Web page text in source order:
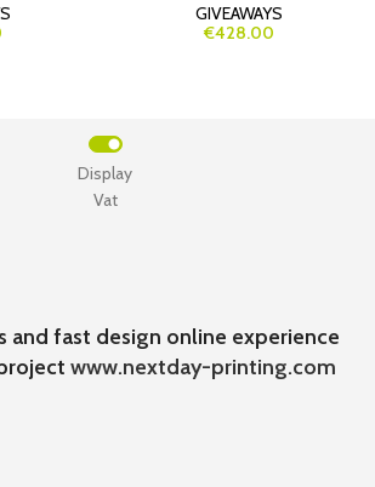
GIVEAWAYS
€428.00
Vat
Display
and fast design online experience
www.nextday-printing.com